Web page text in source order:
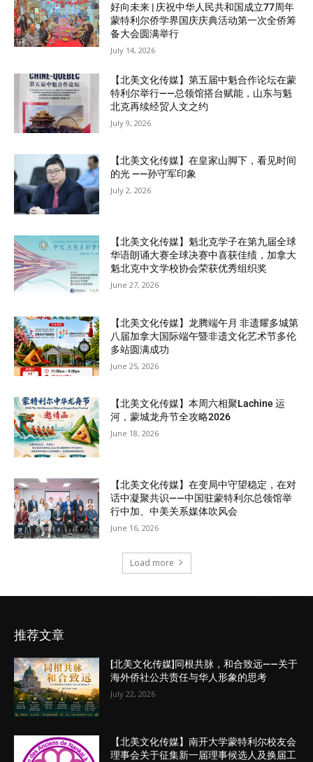
好向未来 | 庆祝中华人民共和国成立77周年
蒙特利尔侨学界国庆庆典活动第一次全侨筹
备大会圆满举行
July 14, 2026
【北美文化传媒】第五届中魁合作论坛在蒙
特利尔举行——总领馆搭台赋能，山东与魁
北克再续经贸人文之约
July 9, 2026
【北美文化传媒】在皇家山脚下，看见时间
的光 ——孙守军印象
July 2, 2026
【北美文化传媒】魁北克学子在第九届全球
华语朗诵大赛全球决赛中喜获佳绩，加拿大
魁北克中文学校协会荣获优秀组织奖
June 27, 2026
【北美文化传媒】龙腾端午月 非遗耀多城第
八届加拿大国际端午暨非遗文化艺术节多伦
多站圆满成功
June 25, 2026
【北美文化传媒】本周六相聚Lachine 运
河，蒙城龙舟节全攻略2026
June 18, 2026
【北美文化传媒】在变局中守望稳定，在对
话中凝聚共识——中国驻蒙特利尔总领馆举
行中加、中美关系媒体吹风会
June 16, 2026
Load more
推荐文章
[北美文化传媒]同根共脉，和合致远——关于
海外侨社公共责任与华人形象的思考
July 22, 2026
【北美文化传媒】南开大学蒙特利尔校友会
理事会关于征集新一届理事候选人及换届工